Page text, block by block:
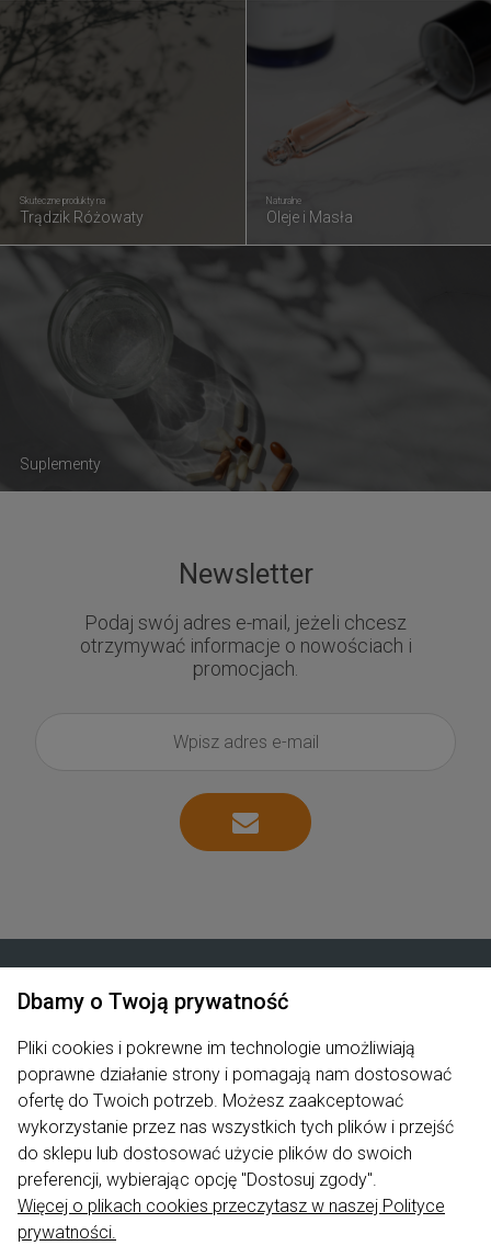
Suplementy
Skuteczne produkty na
Trądzik Różowaty
Naturalne
Oleje i Masła
Newsletter
Podaj swój adres e-mail, jeżeli chcesz
otrzymywać informacje o nowościach i
promocjach.
Produkty
Pomoc
Moje konto
Informacje
Dbamy o Twoją prywatność
Pliki cookies i pokrewne im technologie umożliwiają
poprawne działanie strony i pomagają nam dostosować
ofertę do Twoich potrzeb. Możesz zaakceptować
wykorzystanie przez nas wszystkich tych plików i przejść
do sklepu lub dostosować użycie plików do swoich
preferencji, wybierając opcję "Dostosuj zgody".
Więcej o plikach cookies przeczytasz w naszej Polityce
prywatności.